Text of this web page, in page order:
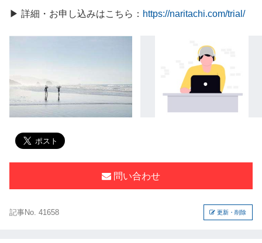
▶ 詳細・お申し込みはこちら： https://naritachi.com/trial/
問い合わせ
記事No. 41658 更新・削除